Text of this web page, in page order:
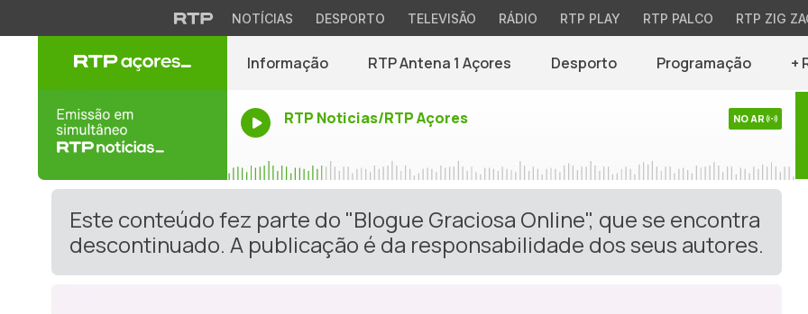
NOTÍCIAS DESPORTO TELEVISÃO RÁDIO RTP PLAY RTP PALCO RTP ZIG
Informação RTP Antena 1 Açores Desporto Programação +
RTP Noticias/RTP Açores NO AR
Este conteúdo fez parte do "Blogue Graciosa Online", que se encontra
descontinuado. A publicação é da responsabilidade dos seus autores.